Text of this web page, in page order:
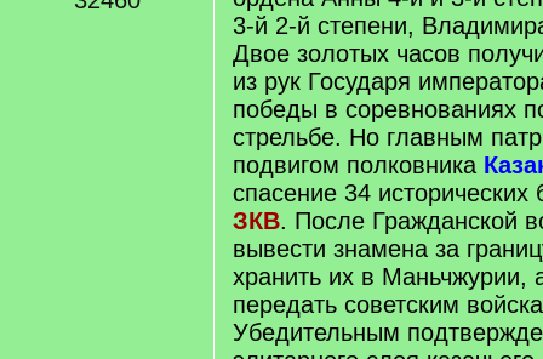
3-й 2-й степени,
Двое золотых часов
из рук Государя
победы в соревнованиях
стрельбе. Но главным
подвигом полковника
спасение 34
ЗКВ. После Гражданской
вывести знамена за
хранить их в Маньчжурии,
передать советским
Убедительным